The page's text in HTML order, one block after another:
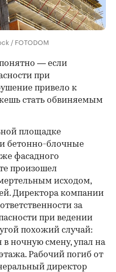
/ FOTODOM
— если
при
привело к
стать обвиняемым
площадке
бетонно-блочные
фасадного
произошел
исходом,
Директора компании
за
при ведении
похожий случай:
в ночную смену, упал на
Рабочий погиб от
директор